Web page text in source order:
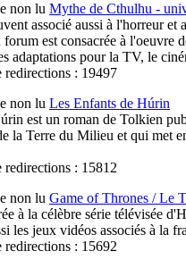
Mythe de Cthulhu -
associé aussi à l'horreur
est consacrée à l'oeuvre
adaptations pour la TV, le
redirections : 19497
Les Enfants de Húrin
est un roman de Tolkien
la Terre du Milieu et qui met
redirections : 15812
Game of Thrones / Le
à la célèbre série télévisée
les jeux vidéos associés à la
redirections : 15692